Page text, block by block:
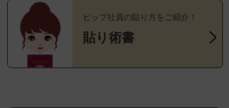
ピップ社員の貼り方をご紹介！
貼り術書